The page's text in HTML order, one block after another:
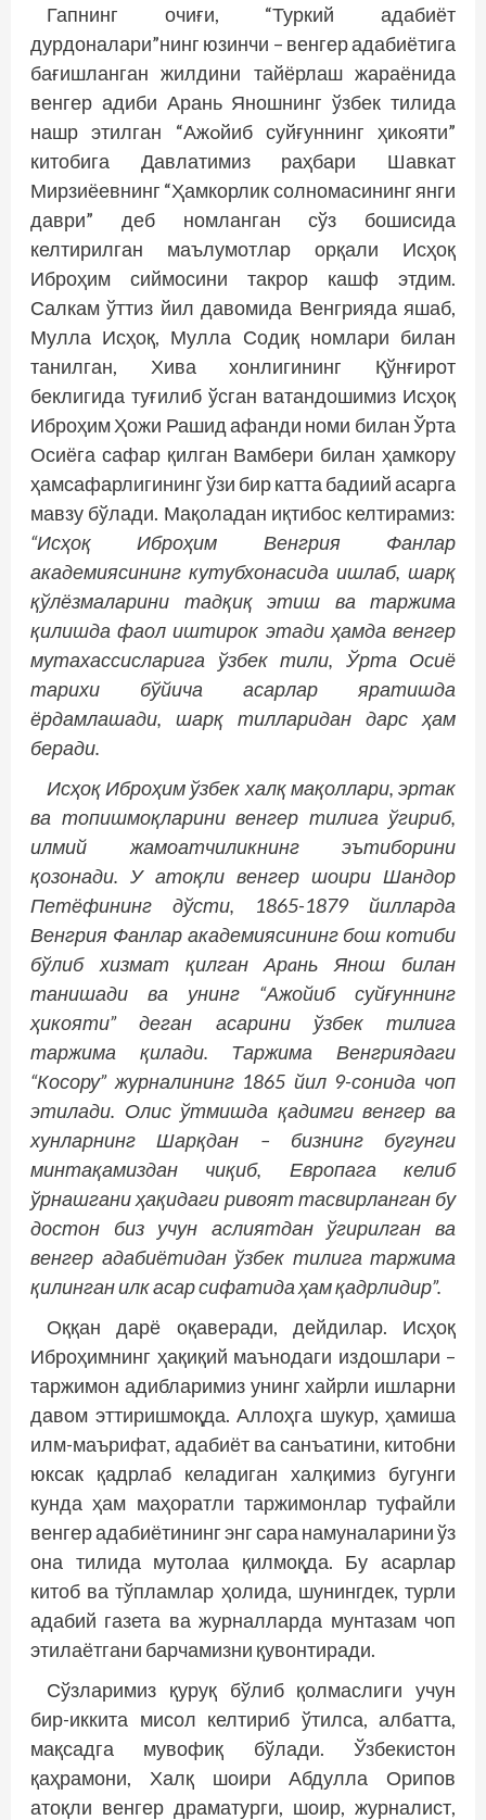
Гапнинг очиғи, “Туркий адабиёт
дурдоналари”нинг юзинчи – венгер адабиётига
бағишланган жилдини тайёрлаш жараёнида
венгер адиби Арань Яношнинг ўзбек тилида
нашр этилган “Ажoйиб суйғуннинг ҳикoяти”
китобига Давлатимиз раҳбари Шавкат
Мирзиёевнинг “Ҳамкорлик солномасининг янги
даври” деб номланган сўз бошисида
келтирилган маълумотлар орқали Исҳоқ
Иброҳим сиймосини такрор кашф этдим.
Салкам ўттиз йил давомида Венг­рияда яшаб,
Мулла Исҳоқ, Мулла Содиқ номлари билан
танилган, Хива хонлигининг Қўнғирот
беклигида туғилиб ўсган ватандошимиз Исҳоқ
Иброҳим Ҳожи Рашид афанди номи билан Ўрта
Осиёга сафар қилган Вамбери билан ҳамкору
ҳамсафарлигининг ўзи бир катта бадиий асарга
мавзу бўлади. Мақоладан иқтибос келтирамиз:
“Исҳоқ Иброҳим Венгрия Фанлар
академиясининг кутубхонасида ишлаб, шарқ
қўлёзмаларини тадқиқ этиш ва таржима
қилишда фаол иштирок этади ҳамда венгер
мутахассисларига ўзбек тили, Ўрта Осиё
тарихи бўйича асарлар яратишда
ёрдамлашади, шарқ тилларидан дарс ҳам
беради.
Исҳоқ Иброҳим ўзбек халқ мақоллари, эртак
ва топишмоқларини венгер тилига ўгириб,
илмий жамоатчиликнинг эътиборини
қозонади. У атоқли венгер шоири Шандор
Петёфининг дўсти, 1865-1879 йилларда
Венгрия Фанлар академиясининг бош котиби
бўлиб хизмат қилган Арaнь Янош билан
танишади ва унинг “Ажойиб суйғуннинг
ҳикояти” деган асарини ўзбек тилига
таржима қилади. Таржима Венгриядаги
“Косору” журналининг 1865 йил 9-сонида чоп
этилади. Олис ўтмишда қадимги венгер ва
хунларнинг Шарқдан – бизнинг бугунги
минтақамиздан чиқиб, Европага келиб
ўрнашгани ҳақидаги ривоят тасвирланган бу
достон биз учун аслиятдан ўгирилган ва
венгер адабиётидан ўзбек тилига таржима
қилинган илк асар сифатида ҳам қадрлидир”.
Оққан дарё оқаверади, дейдилар. Исҳоқ
Иброҳимнинг ҳақиқий маънодаги издошлари –
таржимон адибларимиз унинг хайрли ишларни
давом эттиришмоқда. Аллоҳга шукур, ҳамиша
илм-маърифат, адабиёт ва санъатини, китобни
юксак қадрлаб келадиган халқимиз бугунги
кунда ҳам маҳоратли таржимонлар туфайли
венгер адабиётининг энг сара намуналарини ўз
она тилида мутолаа қилмоқда. Бу асарлар
китоб ва тўпламлар ҳолида, шунингдек, турли
адабий газета ва журналларда мунтазам чоп
этилаётгани барчамизни қувонтиради.
Сўзларимиз қуруқ бўлиб қолмаслиги учун
бир-иккита мисол келтириб ўтилса, албатта,
мақсадга мувофиқ бўлади. Ўзбекистон
қаҳрамони, Халқ шоири Абдулла Орипов
атоқли венгер драматурги, шоир, журналист,